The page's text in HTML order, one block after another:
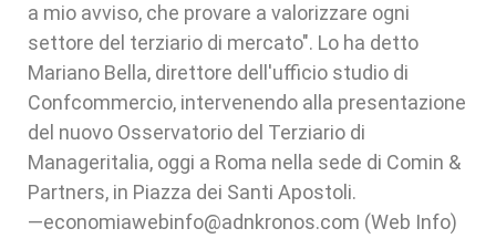
a mio avviso, che provare a valorizzare ogni
settore del terziario di mercato". Lo ha detto
Mariano Bella, direttore dell'ufficio studio di
Confcommercio, intervenendo alla presentazione
del nuovo Osservatorio del Terziario di
Manageritalia, oggi a Roma nella sede di Comin &
Partners, in Piazza dei Santi Apostoli.
—economiawebinfo@adnkronos.com (Web Info)